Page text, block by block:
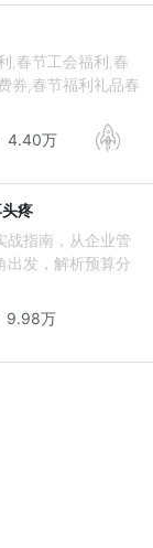
,春节工会福利,春
券,春节福利礼品春
4.40万
疼
战指南，从企业管
出发，解析预算分
9.98万